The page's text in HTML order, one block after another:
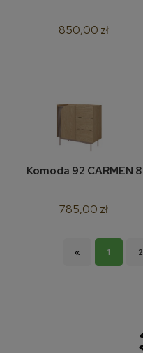
850,00 zł
Komoda 92 CARMEN 8
785,00 zł
« 1 2